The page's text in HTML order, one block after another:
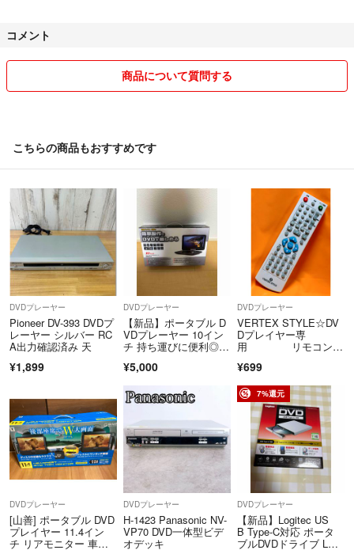
コメント
商品について質問する
こちらの商品もおすすめです
DVDプレーヤー
Pioneer DV-393 DVDプ
レーヤー シルバー RC
A出力確認済み 天
¥1,899
DVDプレーヤー
【新品】ポータブル D
VDプレーヤー 10イン
チ 持ち運びに便利◎ Z
¥5,000
DVDプレーヤー
VERTEX STYLE☆DV
Dプレイヤー専
用 リモコン
み）
¥699
DVDプレーヤー
[山善] ポータブル DVD
プレイヤー 11.4イン
チ リアモニター 車載
DVDプレーヤー
H-1423 Panasonic NV-
VP70 DVD一体型ビデ
オデッキ
7%還元
DVDプレーヤー
【新品】Logitec US
B Type-C対応 ポータ
ブルDVDドライブ LDR